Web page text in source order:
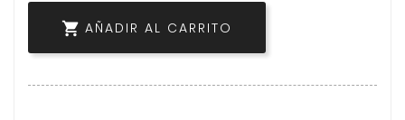
 AÑADIR AL CARRITO